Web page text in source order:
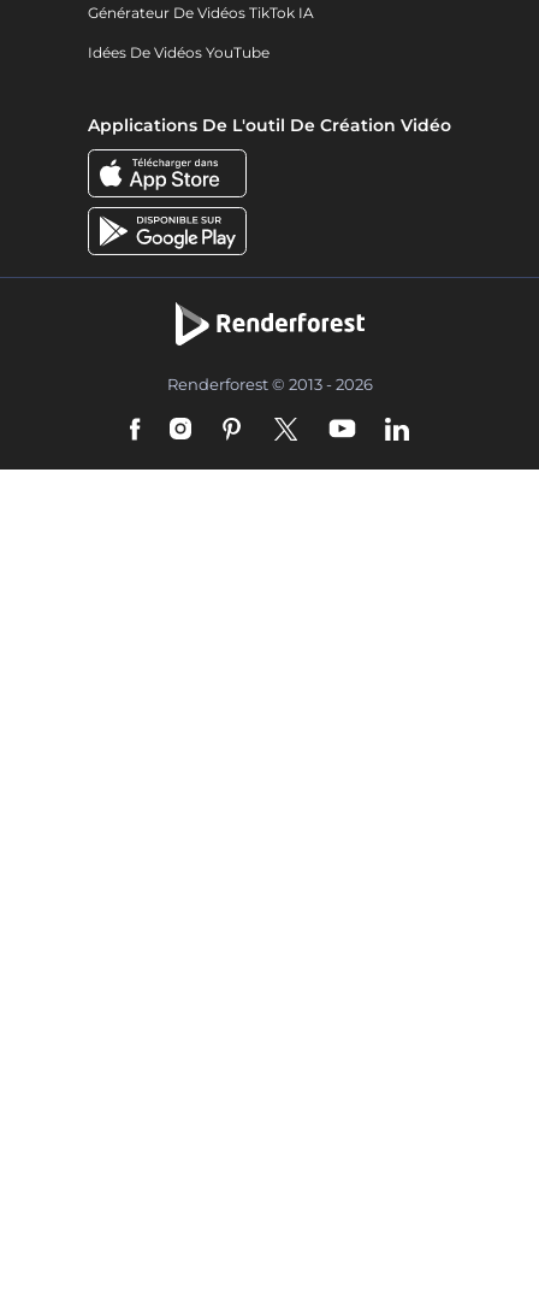
Générateur De Vidéos TikTok IA
Idées De Vidéos YouTube
Applications De L'outil De Création Vidéo
Renderforest © 2013 - 2026